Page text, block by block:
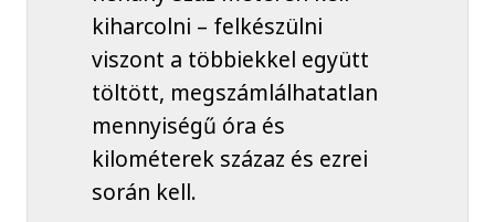
kiharcolni – felkészülni
viszont a többiekkel együtt
töltött, megszámlálhatatlan
mennyiségű óra és
kilométerek százaz és ezrei
során kell.